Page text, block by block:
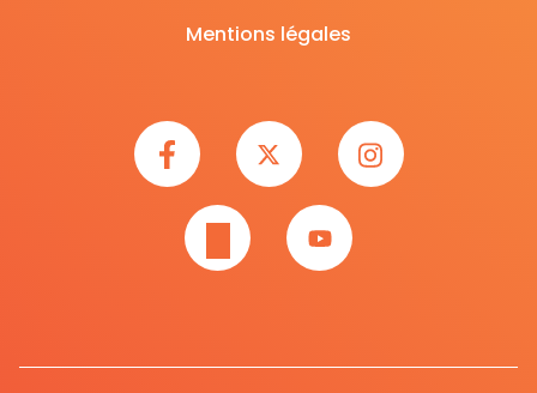
Mentions légales